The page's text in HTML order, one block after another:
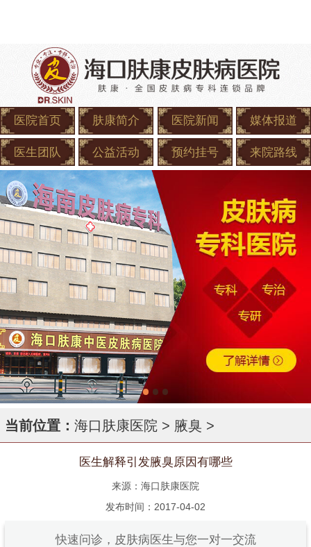
医院首页 肤康简介 医院新闻 媒体报道
医生团队 公益活动 预约挂号 来院路线
当前位置： 海口肤康医院 > 腋臭 >
医生解释引发腋臭原因有哪些
来源：海口肤康医院
发布时间：2017-04-02
快速问诊，皮肤病医生与您一对一交流